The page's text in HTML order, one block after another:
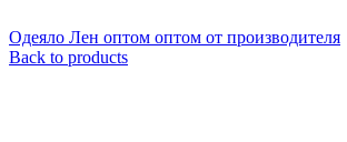
Одеяло Лен оптом оптом от производителя
Back to products